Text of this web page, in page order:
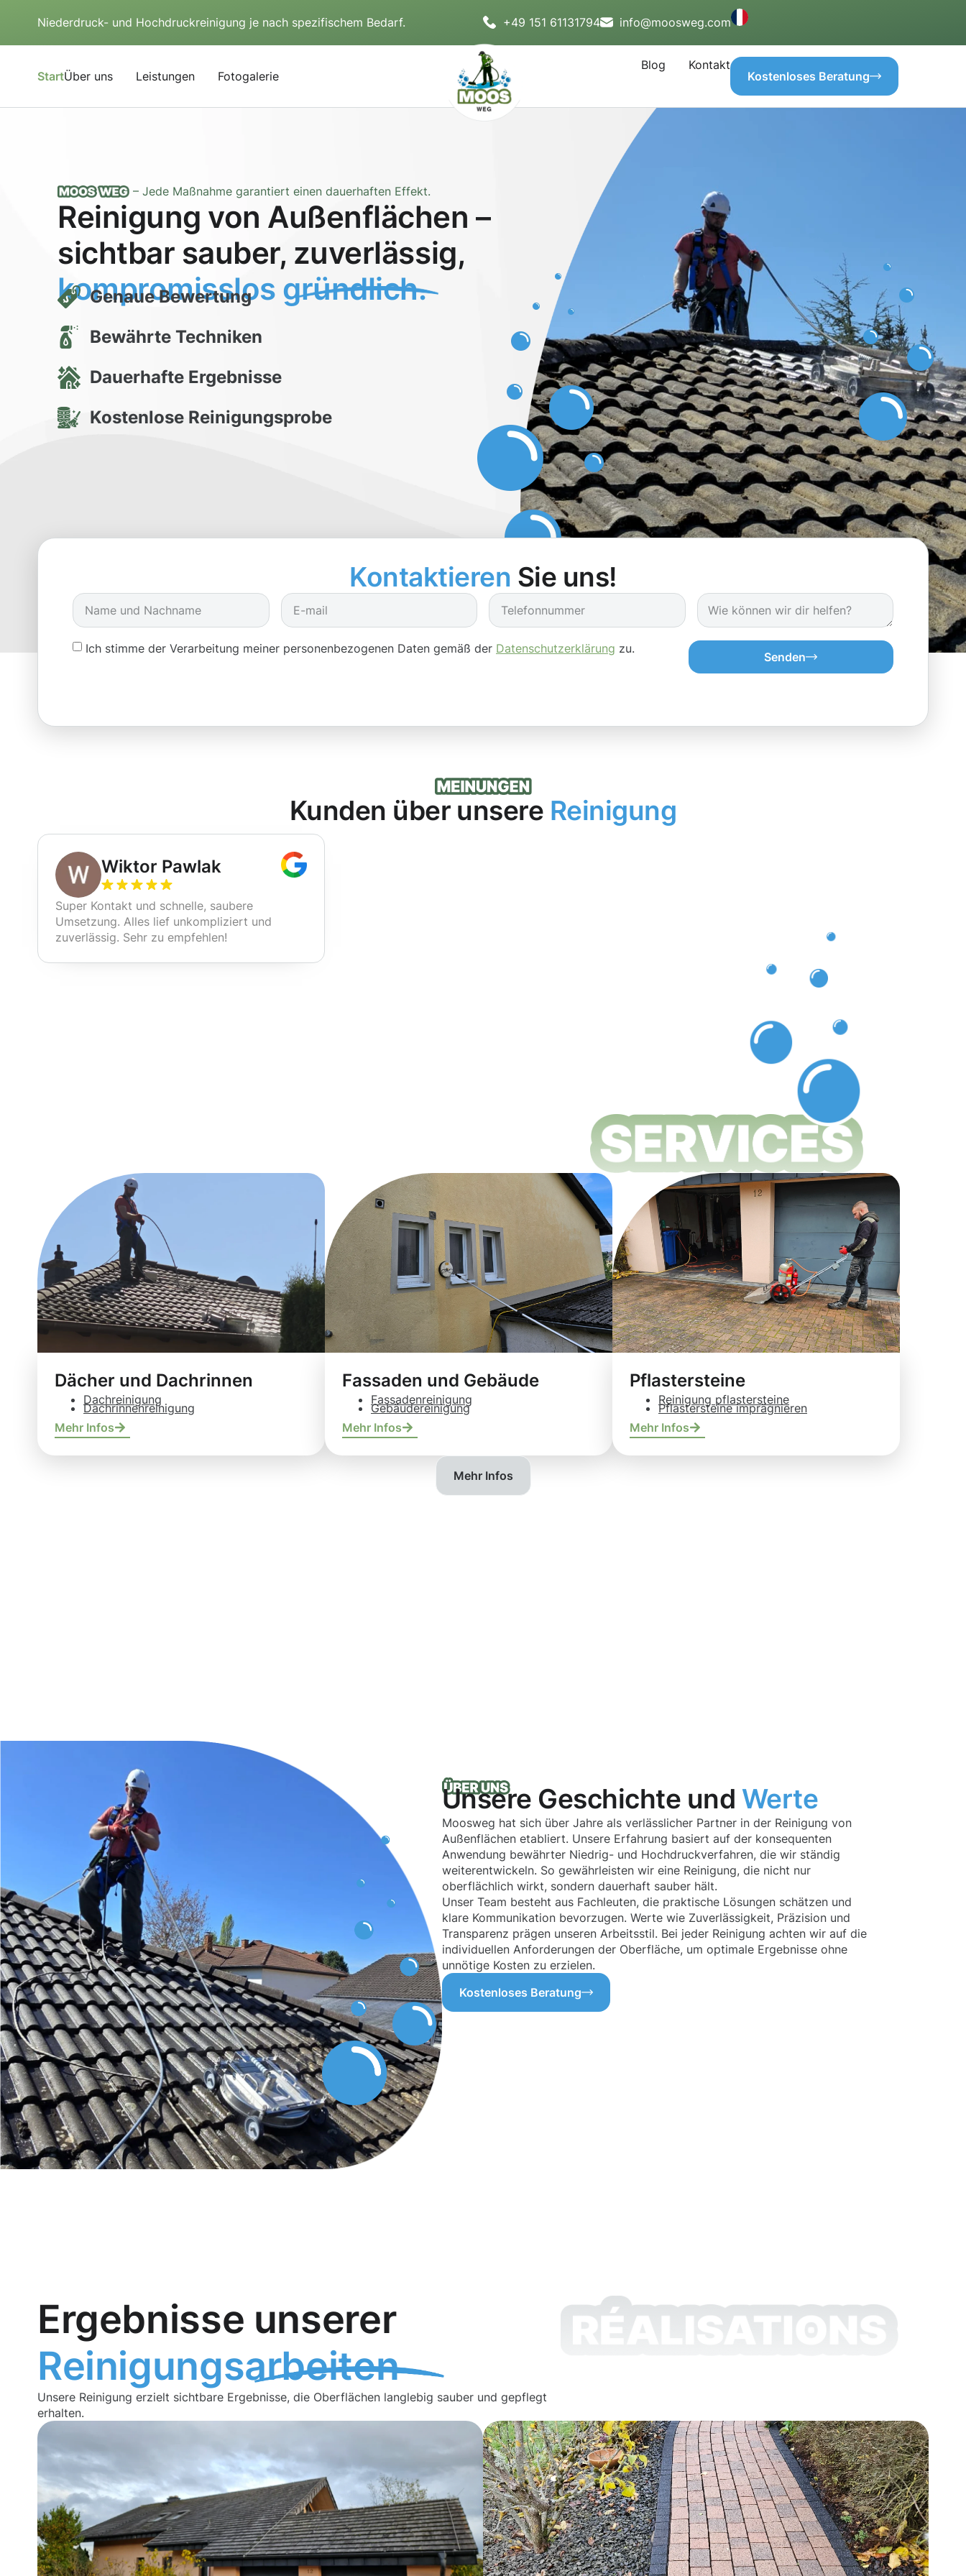
Niederdruck- und Hochdruckreinigung je nach spezifischem Bedarf. +49 151 61131794 info@moosweg.com
StartÜber uns Leistungen Fotogalerie
Blog
Kontakt
Kostenloses Beratung
– Jede Maßnahme garantiert einen dauerhaften Effekt.
Reinigung von Außenflächen –
sichtbar sauber, zuverlässig,
kompromisslos gründlich.
Genaue Bewertung
Bewährte Techniken
Dauerhafte Ergebnisse
Kostenlose Reinigungsprobe
Kontaktieren Sie uns!
Ich stimme der Verarbeitung meiner personenbezogenen Daten gemäß der Datenschutzerklärung zu.
Senden
Kunden über unsere Reinigung
Wiktor Pawlak
Super Kontakt und schnelle, saubere
Umsetzung. Alles lief unkompliziert und
zuverlässig. Sehr zu empfehlen!
Dächer und Dachrinnen
Dachreinigung
Dachrinnenreinigung
Mehr Infos
Fassaden und Gebäude
Fassadenreinigung
Gebäudereinigung
Mehr Infos
Pflastersteine
Reinigung pflastersteine
Pflastersteine imprägnieren
Mehr Infos
Mehr Infos
Unsere Geschichte und Werte
Moosweg hat sich über Jahre als verlässlicher Partner in der Reinigung von
Außenflächen etabliert. Unsere Erfahrung basiert auf der konsequenten
Anwendung bewährter Niedrig- und Hochdruckverfahren, die wir ständig
weiterentwickeln. So gewährleisten wir eine Reinigung, die nicht nur
oberflächlich wirkt, sondern dauerhaft sauber hält.
Unser Team besteht aus Fachleuten, die praktische Lösungen schätzen und
klare Kommunikation bevorzugen. Werte wie Zuverlässigkeit, Präzision und
Transparenz prägen unseren Arbeitsstil. Bei jeder Reinigung achten wir auf die
individuellen Anforderungen der Oberfläche, um optimale Ergebnisse ohne
unnötige Kosten zu erzielen.
Kostenloses Beratung
Ergebnisse unserer
Reinigungsarbeiten
Unsere Reinigung erzielt sichtbare Ergebnisse, die Oberflächen langlebig sauber und gepflegt
erhalten.